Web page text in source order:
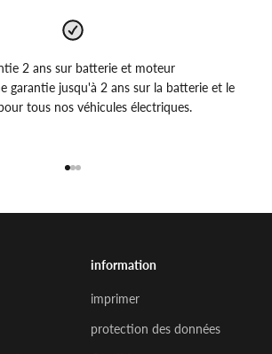
2 ans sur batterie et moteur
garantie jusqu'à 2 ans sur la batterie et le
tous nos véhicules électriques.
information
imprimer
protection des données